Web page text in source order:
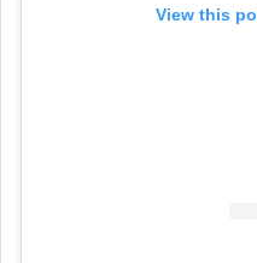
View this